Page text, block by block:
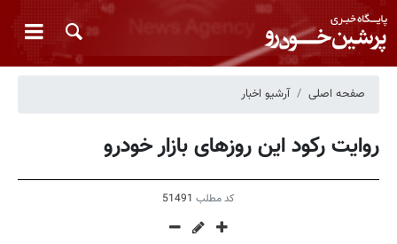
صفحه اصلی آرشیو اخبار
روایت رکود این‌ روزهای بازار خودرو
کد مطلب 51491